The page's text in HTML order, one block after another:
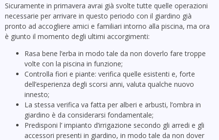
Sicuramente in primavera avrai già svolte tutte quelle operazioni
necessarie per arrivare in questo periodo con il giardino già
pronto ad accogliere amici e familiari intorno alla piscina, ma ora
è giunto il momento degli ultimi accorgimenti:
Rasa bene l’erba in modo tale da non doverlo fare troppe
volte con la piscina in funzione;
Controlla fiori e piante: verifica quelle esistenti e, forte
dell’esperienza degli scorsi anni, valuta qualche nuovo
innesto;
La stessa verifica va fatta per alberi e arbusti, l’ombra in
giardino è da considerarsi fondamentale;
Predisponi l’ impianto d’irrigazione secondo gli arredi e gli
accessori presenti in giardino, in modo tale da non dover